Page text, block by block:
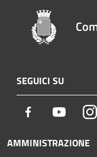
SEGUICI SU
Facebook Youtube
AMMINISTRAZIONE